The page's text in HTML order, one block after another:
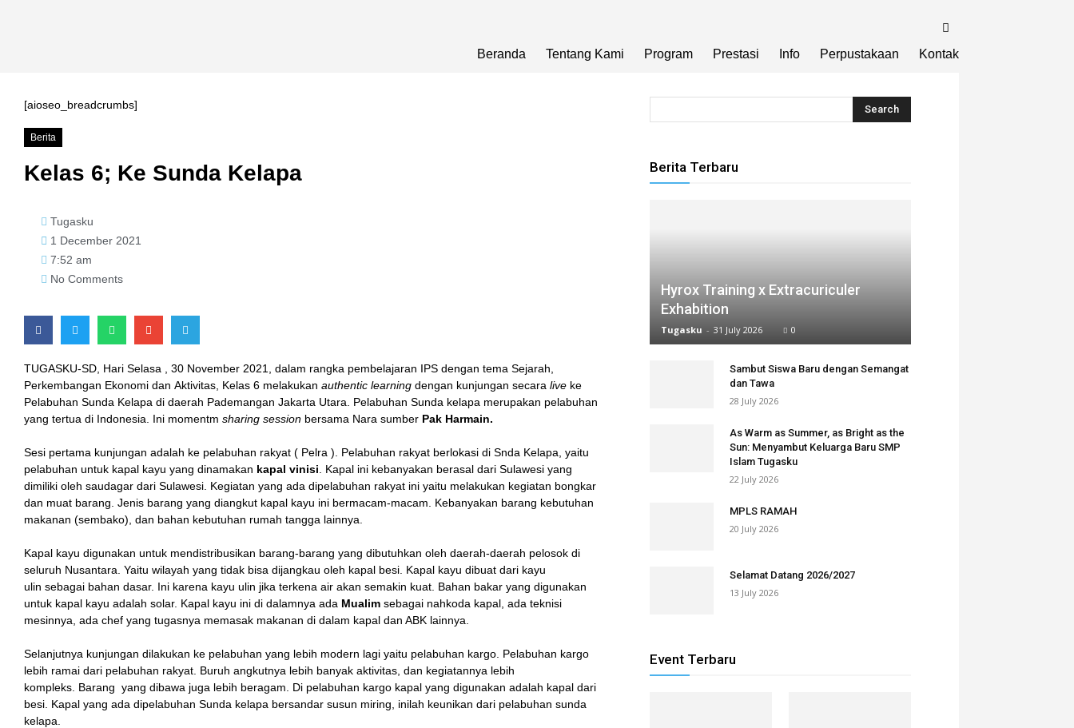
Beranda Tentang Kami Program Prestasi Info Perpustakaan Kontak
[aioseo_breadcrumbs]
Berita
Kelas 6; Ke Sunda Kelapa
Tugasku
1 December 2021
7:52 am
No Comments
TUGASKU-SD, Hari Selasa , 30 November 2021, dalam rangka pembelajaran IPS dengan tema Sejarah,
Perkembangan Ekonomi dan Aktivitas, Kelas 6 melakukan authentic learning dengan kunjungan secara live ke
Pelabuhan Sunda Kelapa di daerah Pademangan Jakarta Utara. Pelabuhan Sunda kelapa merupakan pelabuhan
yang tertua di Indonesia. Ini momentm sharing session bersama Nara sumber Pak Harmain.
Sesi pertama kunjungan adalah ke pelabuhan rakyat ( Pelra ). Pelabuhan rakyat berlokasi di Snda Kelapa, yaitu
pelabuhan untuk kapal kayu yang dinamakan kapal vinisi . Kapal ini kebanyakan berasal dari Sulawesi yang
dimiliki oleh saudagar dari Sulawesi. Kegiatan yang ada dipelabuhan rakyat ini yaitu melakukan kegiatan bongkar
dan muat barang. Jenis barang yang diangkut kapal kayu ini bermacam-macam. Kebanyakan barang kebutuhan
makanan (sembako), dan bahan kebutuhan rumah tangga lainnya.
Kapal kayu digunakan untuk mendistribusikan barang-barang yang dibutuhkan oleh daerah-daerah pelosok di
seluruh Nusantara. Yaitu wilayah yang tidak bisa dijangkau oleh kapal besi. Kapal kayu dibuat dari kayu
ulin sebagai bahan dasar. Ini karena kayu ulin jika terkena air akan semakin kuat. Bahan bakar yang digunakan
untuk kapal kayu adalah solar. Kapal kayu ini di dalamnya ada Mualim sebagai nahkoda kapal, ada teknisi
mesinnya, ada chef yang tugasnya memasak makanan di dalam kapal dan ABK lainnya.
Selanjutnya kunjungan dilakukan ke pelabuhan yang lebih modern lagi yaitu pelabuhan kargo. Pelabuhan kargo
lebih ramai dari pelabuhan rakyat. Buruh angkutnya lebih banyak aktivitas, dan kegiatannya lebih
kompleks. Barang yang dibawa juga lebih beragam. Di pelabuhan kargo kapal yang digunakan adalah kapal dari
besi. Kapal yang ada dipelabuhan Sunda kelapa bersandar susun miring, inilah keunikan dari pelabuhan sunda
kelapa.
Berita Terbaru
Hyrox Training x Extracuriculer
Exhabition
Tugasku - 31 July 2026 0
Sambut Siswa Baru dengan Semangat
dan Tawa
28 July 2026
As Warm as Summer, as Bright as the
Sun: Menyambut Keluarga Baru SMP
Islam Tugasku
22 July 2026
MPLS RAMAH
20 July 2026
Selamat Datang 2026/2027
13 July 2026
Event Terbaru